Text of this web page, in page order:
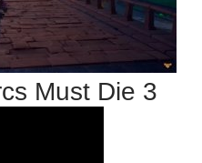
Must Die 3